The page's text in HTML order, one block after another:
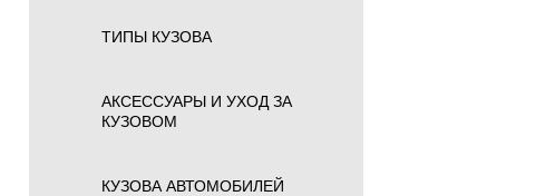
ТИПЫ КУЗОВА
АКСЕССУАРЫ И УХОД ЗА
КУЗОВОМ
КУЗОВА АВТОМОБИЛЕЙ